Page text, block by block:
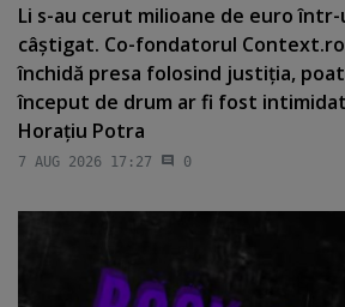
Li s-au cerut milioane de euro într-
câştigat. Co-fondatorul
închidă presa folosind justiţia,
început de drum ar fi fost
Horaţiu Potra
7 AUG 2026 17:27 0